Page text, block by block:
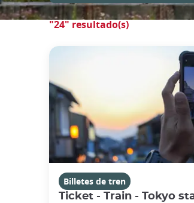
"24" resultado(s)
Billetes de tren
Ticket - Train - Tokyo